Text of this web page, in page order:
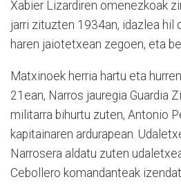
Xabier Lizardiren omenezkoak
jarri zituzten 1934an, idazlea hil
haren jaiotetxean zegoen, eta
Matxinoek herria hartu eta
21ean, Narros jauregia Guardia
militarra bihurtu zuten, Antonio
kapitainaren ardurapean.
Narrosera aldatu zuten
Cebollero komandanteak